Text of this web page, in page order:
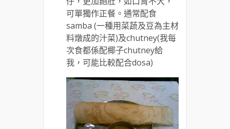
可單獨作正餐。通常配食
samba (一種用菜蔬及豆為主材
料燉成的汁菜)及chutney(我每
次食都係配椰子chutney給
我，可能比較配合dosa)